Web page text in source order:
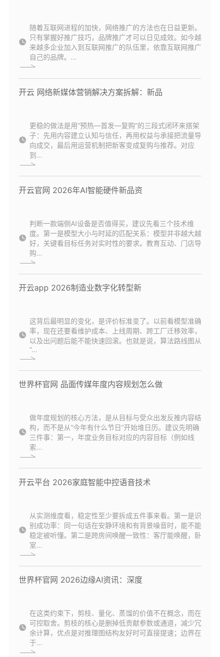
随着互联网进程的加快，网络推广的方法也在日益更新。
只有掌握好推广技巧，品牌推广才可以日见成效。如今越
来越多企业加入到互联网推广的队伍里，依靠互联网推广
自己的品牌。...
开云 网络新媒体营销解决方案拆解：新品
更稳的做法是用“预热—首发—复购”的三段式闭环来搭架
子：先用内容建立认知与信任，再用权益与承接把流量导
向成交，最后用运营机制把新客变成复购与推荐。对应
到...
开云官网 2026年AI智能硬件新品资
判断一款端侧AI设备是否值得买，建议先看三个技术维
度。第一是模型大小与时延的匹配关系：模型并非越大越
好，关键看目标任务对实时性的要求。教育互动、门店导
购...
开云app 2026制造业数字化转型新
这背后最明显的变化，是评价标准变了。以前看模型准确
率，现在还要看维护成本、上线周期、跨工厂迁移效率，
以及出问题后能不能快速回滚。也就是说，算法路线图从
“...
世界杯官网 品面传媒年度内容规划怎么做
做年度规划的核心方法，是从目标与受众出发反推内容结
构，而不是从“今年有什么节日”开始堆日历。建议先明确
三件事：第一，年度业务目标对应的内容目标（例如线
索...
开云平台 2026家庭智能中控语音技术
从实测维度看，稳定性至少要拆成五件事来看。第一是识
别成功率：同一句话在安静环境和有背景噪音时，能不能
稳定被听懂。第二是跨房间唤醒一致性：客厅能唤醒，卧
室...
世界杯官网 2026边缘AI资讯：深度
在这类约束下，剪枝、量化、蒸馏的价值不在概念，而在
可控取舍。剪枝的核心是删掉低贡献参数或通道，减少冗
余计算，优点是对推理图结构友好时可直接提速；边界在
于...